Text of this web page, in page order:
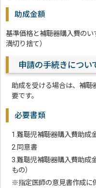
助成金額
基準価格と補聴器購入費の
満切り捨て）
申請の手続きについ
助成を受ける場合は、補聴
要です。
必要書類
1.難聴児補聴器購入費助成
2.同意書
3.難聴児補聴器購入費助成
もの）
※指定医師の意見書作成に